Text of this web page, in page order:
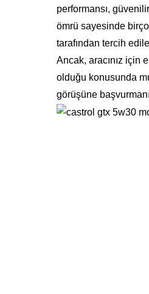
performansı,
ömrü sayesinde
tarafından tercih
Ancak, aracınız için
olduğu konusunda
görüşüne